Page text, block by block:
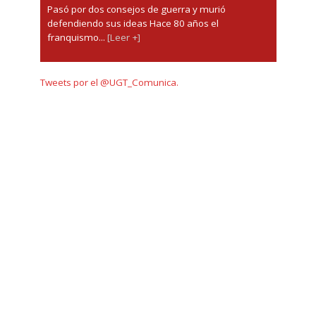
Pasó por dos consejos de guerra y murió
defendiendo sus ideas Hace 80 años el
franquismo... [Leer +]
Tweets por el @UGT_Comunica.